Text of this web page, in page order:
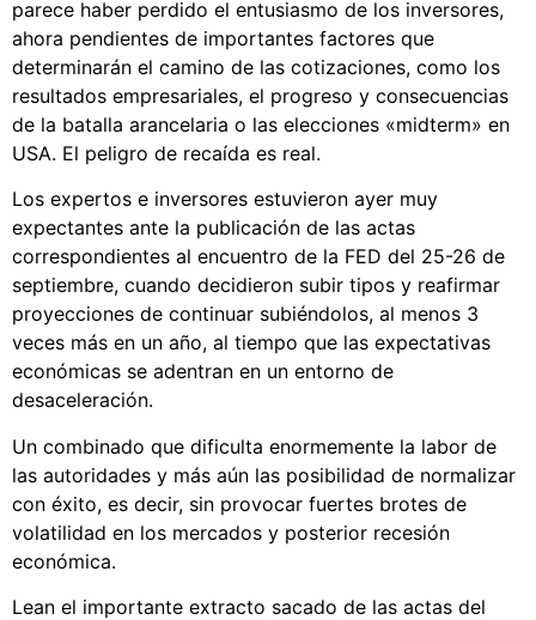
parece haber perdido el entusiasmo de los inversores,
ahora pendientes de importantes factores que
determinarán el camino de las cotizaciones, como los
resultados empresariales, el progreso y consecuencias
de la batalla arancelaria o las elecciones «midterm» en
USA. El peligro de recaída es real.
Los expertos e inversores estuvieron ayer muy
expectantes ante la publicación de las actas
correspondientes al encuentro de la FED del 25-26 de
septiembre, cuando decidieron subir tipos y reafirmar
proyecciones de continuar subiéndolos, al menos 3
veces más en un año, al tiempo que las expectativas
económicas se adentran en un entorno de
desaceleración.
Un combinado que dificulta enormemente la labor de
las autoridades y más aún las posibilidad de normalizar
con éxito, es decir, sin provocar fuertes brotes de
volatilidad en los mercados y posterior recesión
económica.
Lean el importante extracto sacado de las actas del